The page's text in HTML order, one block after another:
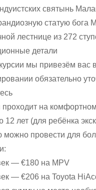
святынь
статую бога
лестнице из 272
детали
мы привезём вас
обязательно
проходит на
12 лет (для ребёнка
можно провести для
— €180 на MPV
— €206 на Toyota